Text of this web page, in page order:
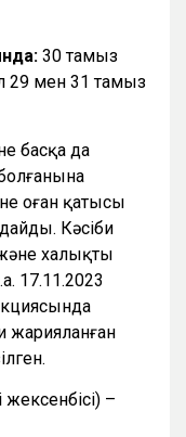
30 тамыз
29 мен 31 тамыз
басқа да
оған қатысы
Кәсіби
халықты
17.11.2023
жарияланған
–